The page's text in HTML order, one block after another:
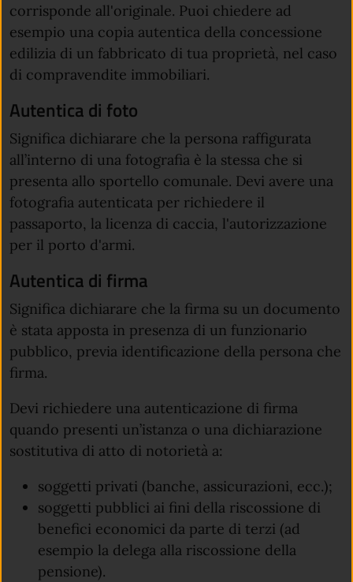
corrisponde all'originale. Puoi chiedere ad
esempio una copia autentica della concessione
edilizia di un fabbricato di tua proprietà, nel caso
di compravendite immobiliari.
Autentica di foto
Significa dichiarare che la persona raffigurata
all’interno di una fotografia è la stessa che si
presenta allo sportello comunale. Devi avere una
fotografia autenticata per richiedere il
passaporto, la licenza di caccia, l'autorizzazione
per il porto d'armi.
Autentica di firma
Significa dichiarare che la firma su un documento
è stata apposta in presenza di un funzionario
pubblico, previa identificazione della persona che
firma.
Devi richiedere una autenticazione di firma
quando presenti un’istanza o una dichiarazione
sostitutiva di atto di notorietà a:
soggetti privati​​​​​ (banche, assicurazioni, ecc.);
soggetti pubblici ai fini della riscossione di
benefici economici da parte di terzi (ad
esempio la delega alla riscossione della
pensione).